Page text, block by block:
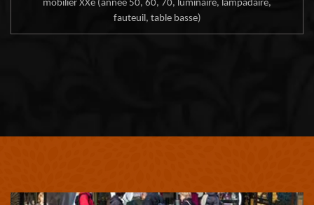
mobilier XXe (année 50, 60, 70, luminaire, lampadaire,
fauteuil, table basse)